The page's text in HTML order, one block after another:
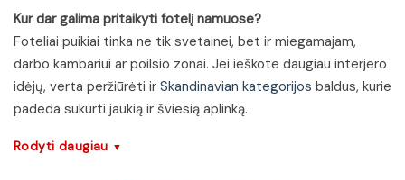
Kur dar galima pritaikyti fotelį namuose?
Foteliai puikiai tinka ne tik svetainei, bet ir miegamajam,
darbo kambariui ar poilsio zonai. Jei ieškote daugiau interjero
idėjų, verta peržiūrėti ir Skandinavian kategorijos baldus, kurie
padeda sukurti jaukią ir šviesią aplinką.
Rodyti daugiau ▼